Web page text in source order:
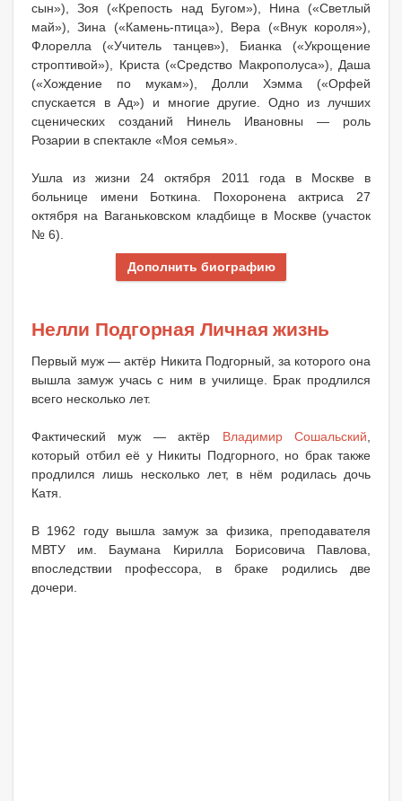
сын»), Зоя («Крепость над Бугом»), Нина («Светлый
май»), Зина («Камень-птица»), Вера («Внук короля»),
Флорелла («Учитель танцев»), Бианка («Укрощение
строптивой»), Криста («Средство Макрополуса»), Даша
(«Хождение по мукам»), Долли Хэмма («Орфей
спускается в Ад») и многие другие. Одно из лучших
сценических созданий Нинель Ивановны — роль
Розарии в спектакле «Моя семья».
Ушла из жизни 24 октября 2011 года в Москве в
больнице имени Боткина. Похоронена актриса 27
октября на Ваганьковском кладбище в Москве (участок
№ 6).
Дополнить биографию
Нелли Подгорная Личная жизнь
Первый муж — актёр Никита Подгорный, за которого она
вышла замуж учась с ним в училище. Брак продлился
всего несколько лет.
Фактический муж — актёр Владимир Сошальский
который отбил её у Никиты Подгорного, но брак также
продлился лишь несколько лет, в нём родилась дочь
Катя.
В 1962 году вышла замуж за физика, преподавателя
МВТУ им. Баумана Кирилла Борисовича Павлова,
впоследствии профессора, в браке родились две
дочери.